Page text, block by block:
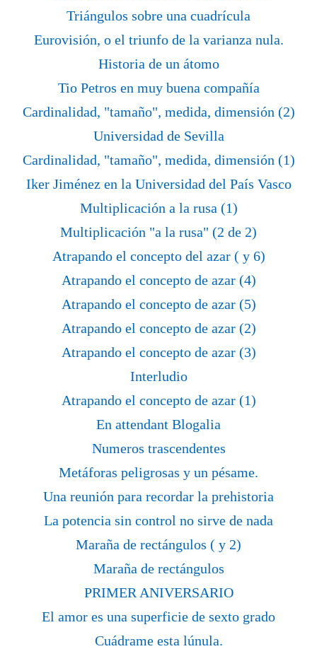
Triángulos sobre una cuadrícula
Eurovisión, o el triunfo de la varianza nula.
Historia de un átomo
Tio Petros en muy buena compañía
Cardinalidad, "tamaño", medida, dimensión (2)
Universidad de Sevilla
Cardinalidad, "tamaño", medida, dimensión (1)
Iker Jiménez en la Universidad del País Vasco
Multiplicación a la rusa (1)
Multiplicación "a la rusa" (2 de 2)
Atrapando el concepto del azar ( y 6)
Atrapando el concepto de azar (4)
Atrapando el concepto de azar (5)
Atrapando el concepto de azar (2)
Atrapando el concepto de azar (3)
Interludio
Atrapando el concepto de azar (1)
En attendant Blogalia
Numeros trascendentes
Metáforas peligrosas y un pésame.
Una reunión para recordar la prehistoria
La potencia sin control no sirve de nada
Maraña de rectángulos ( y 2)
Maraña de rectángulos
PRIMER ANIVERSARIO
El amor es una superficie de sexto grado
Cuádrame esta lúnula.